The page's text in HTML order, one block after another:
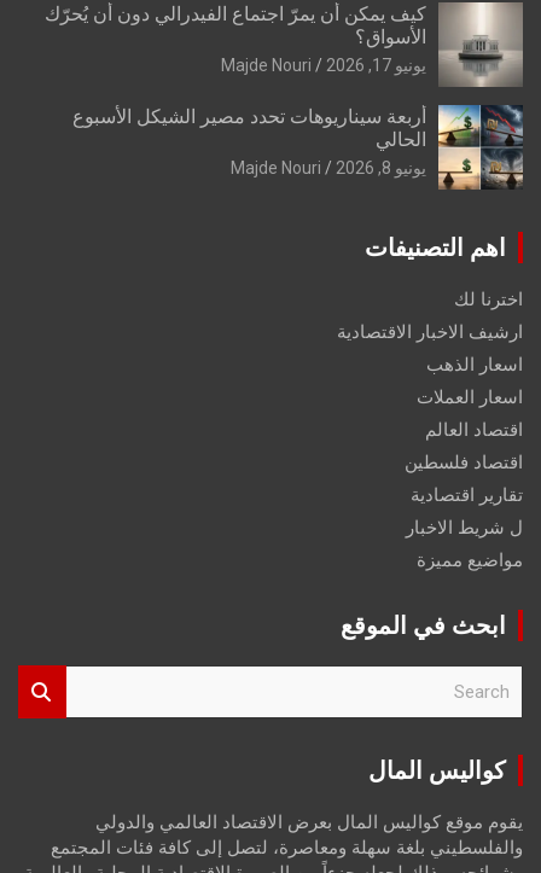
كيف يمكن أن يمرّ اجتماع الفيدرالي دون أن يُحرّك
الأسواق؟
يونيو 17, 2026 Majde Nouri
أربعة سيناريوهات تحدد مصير الشيكل الأسبوع
الحالي
يونيو 8, 2026 Majde Nouri
اهم التصنيفات
اخترنا لك
ارشيف الاخبار الاقتصادية
اسعار الذهب
اسعار العملات
اقتصاد العالم
اقتصاد فلسطين
تقارير اقتصادية
ل شريط الاخبار
مواضيع مميزة
ابحث في الموقع
r
كواليس المال
يقوم موقع كواليس المال بعرض الاقتصاد العالمي والدولي
والفلسطيني بلغة سهلة ومعاصرة، لتصل إلى كافة فئات المجتمع